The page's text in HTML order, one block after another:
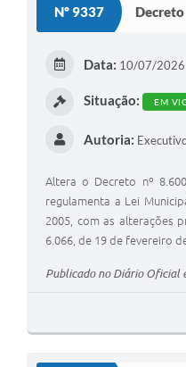
Nº 9337 Decreto
Data: 10/07/2026
Situação: EM
Autoria:
Altera o Decreto nº
regulamenta a Lei
2005, com as alterações
6.066, de 19 de fevereiro
Publicado no Diário Oficial